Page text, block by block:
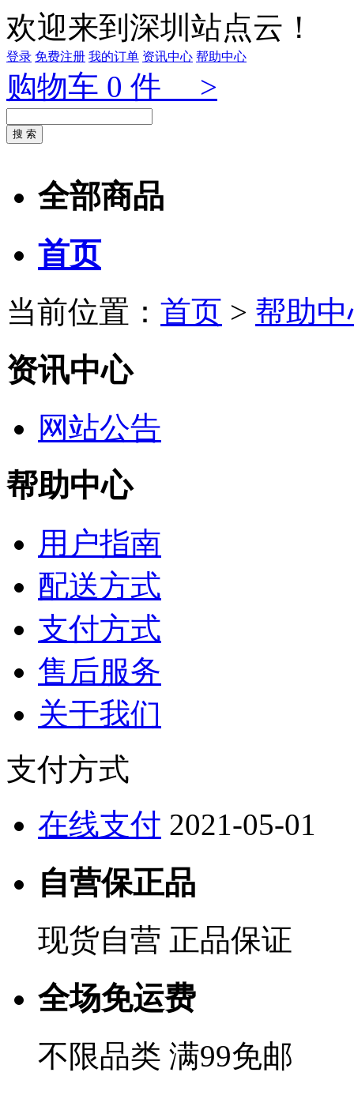
欢迎来到深圳站点云！
登录 免费注册 我的订单 资讯中心 帮助中心
购物车 0 件 >
全部商品
首页
当前位置： 首页 > 帮助
资讯中心
网站公告
帮助中心
用户指南
配送方式
支付方式
售后服务
关于我们
支付方式
在线支付 2021-05-01
自营保正品
现货自营 正品保证
全场免运费
不限品类 满99免邮